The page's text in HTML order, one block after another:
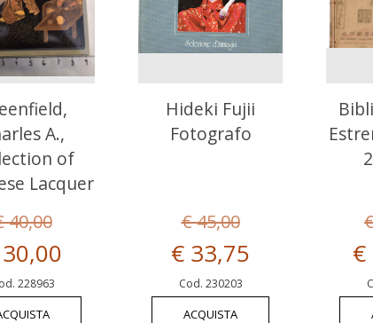
A.,
of
Lacquer
40,00
228963
Hideki Fujii
Fotografo
€ 45,00
€ 33,75
Cod. 230203
ACQUISTA
€